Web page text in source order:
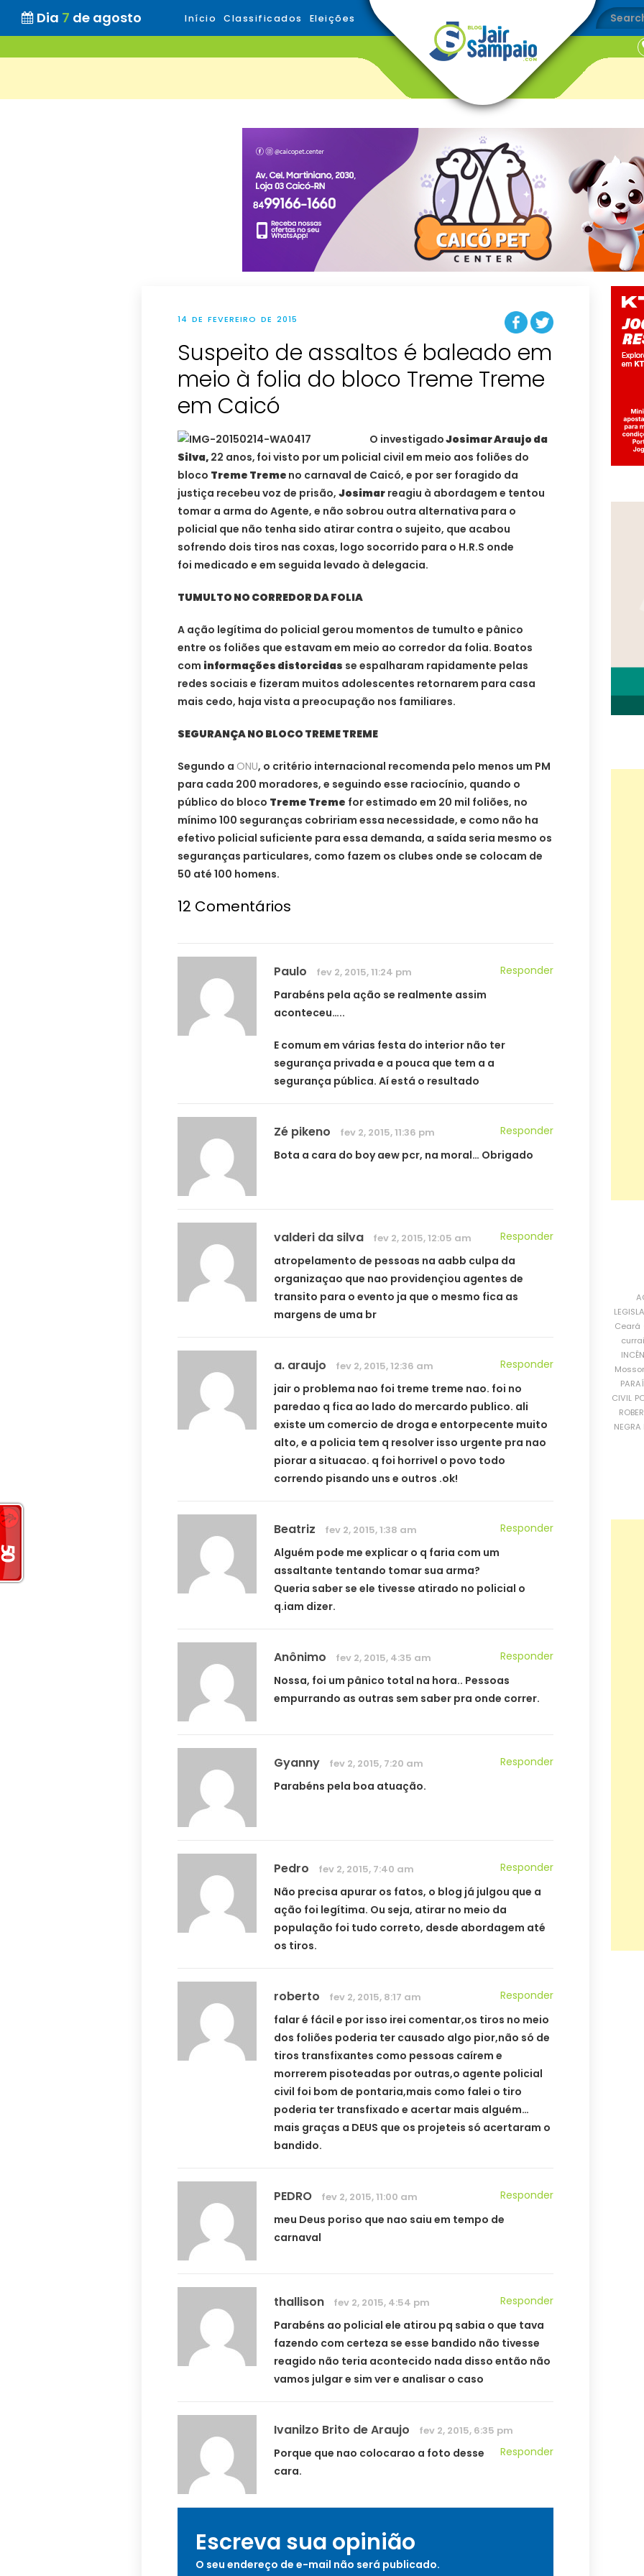
Dia 7 de agosto Início Classificados Eleições
14 DE FEVEREIRO DE 2015
Suspeito de assaltos é baleado em
meio à folia do bloco Treme Treme
em Caicó
O investigadoJosimar Araujo da
Silva, 22 anos, foi visto por um policial civil em meio aos foliões do
bloco Treme Treme no carnaval de Caicó, e por ser foragido da
justiça recebeu voz de prisão, Josimar reagiu à abordagem e tentou
tomar a arma do Agente, e não sobrou outra alternativa para o
policial que não tenha sido atirar contra o sujeito, que acabou
sofrendo dois tiros nas coxas, logo socorrido para o H.R.S onde
foi medicado e em seguida levado à delegacia.
TUMULTO NO CORREDOR DA FOLIA
A ação legítima do policial gerou momentos de tumulto e pânico
entre os foliões que estavam em meio ao corredor da folia. Boatos
com informações distorcidas se espalharam rapidamente pelas
redes sociais e fizeram muitos adolescentes retornarem para casa
mais cedo, haja vista a preocupação nos familiares.
SEGURANÇA NO BLOCO TREME TREME
Segundo a ONU, o critério internacional recomenda pelo menos um PM
para cada 200 moradores, e seguindo esse raciocínio, quando o
público do bloco Treme Treme for estimado em 20 mil foliões, no
mínimo 100 seguranças cobririam essa necessidade, e como não ha
efetivo policial suficiente para essa demanda, a saída seria mesmo os
seguranças particulares, como fazem os clubes onde se colocam de
50 até 100 homens.
12 Comentários
Paulo fev 2, 2015, 11:24 pm
Responder
Parabéns pela ação se realmente assim
aconteceu…..
E comum em várias festa do interior não ter
segurança privada e a pouca que tem a a
segurança pública. Aí está o resultado
Zé pikeno fev 2, 2015, 11:36 pm
Responder
Bota a cara do boy aew pcr, na moral… Obrigado
valderi da silva fev 2, 2015, 12:05 am
Responder
atropelamento de pessoas na aabb culpa da
organizaçao que nao providençiou agentes de
transito para o evento ja que o mesmo fica as
margens de uma br
a. araujo fev 2, 2015, 12:36 am
Responder
jair o problema nao foi treme treme nao. foi no
paredao q fica ao lado do mercardo publico. ali
existe um comercio de droga e entorpecente muito
alto, e a policia tem q resolver isso urgente pra nao
piorar a situacao. q foi horrivel o povo todo
correndo pisando uns e outros .ok!
Beatriz fev 2, 2015, 1:38 am
Responder
Alguém pode me explicar o q faria com um
assaltante tentando tomar sua arma?
Queria saber se ele tivesse atirado no policial o
q.iam dizer.
Anônimo fev 2, 2015, 4:35 am
Responder
Nossa, foi um pânico total na hora.. Pessoas
empurrando as outras sem saber pra onde correr.
Gyanny fev 2, 2015, 7:20 am
Responder
Parabéns pela boa atuação.
Pedro fev 2, 2015, 7:40 am
Responder
Não precisa apurar os fatos, o blog já julgou que a
ação foi legítima. Ou seja, atirar no meio da
população foi tudo correto, desde abordagem até
os tiros.
roberto fev 2, 2015, 8:17 am
Responder
falar é fácil e por isso irei comentar,os tiros no meio
dos foliões poderia ter causado algo pior,não só de
tiros transfixantes como pessoas caírem e
morrerem pisoteadas por outras,o agente policial
civil foi bom de pontaria,mais como falei o tiro
poderia ter transfixado e acertar mais alguém…
mais graças a DEUS que os projeteis só acertaram o
bandido.
PEDRO fev 2, 2015, 11:00 am
Responder
meu Deus poriso que nao saiu em tempo de
carnaval
thallison fev 2, 2015, 4:54 pm
Responder
Parabéns ao policial ele atirou pq sabia o que tava
fazendo com certeza se esse bandido não tivesse
reagido não teria acontecido nada disso então não
vamos julgar e sim ver e analisar o caso
Ivanilzo Brito de Araujo fev 2, 2015, 6:35 pm
Responder
Porque que nao colocarao a foto desse
cara.
Escreva sua opinião
O seu endereço de e-mail não será publicado.
Ceará
CIVIL
NEGRA